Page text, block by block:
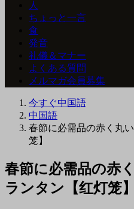
人
ちょっと一言
食
発音
礼儀＆マナー
よくある質問
メルマガ会員募集
今すぐ中国語
中国語
春節に必需品の赤く丸
笼】
春節に必需品の赤
ランタン【红灯笼】